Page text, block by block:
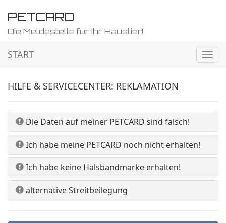
PETCARD
Die Meldestelle für Ihr Haustier!
ein-/
START
HILFE & SERVICECENTER: REKLAMATION
Die Daten auf meiner PETCARD sind falsch!
Ich habe meine PETCARD noch nicht erhalten!
Ich habe keine Halsbandmarke erhalten!
alternative Streitbeilegung